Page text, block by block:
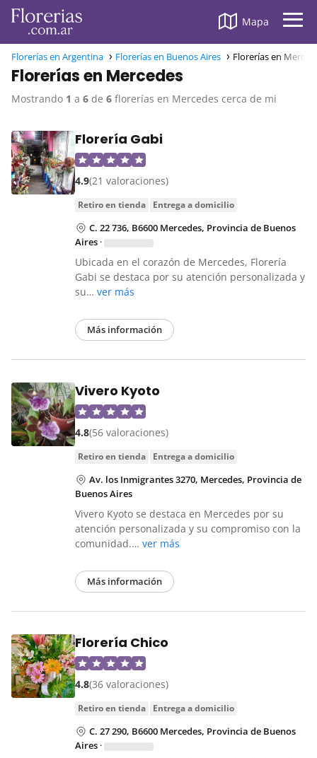
Mapa
Florerías en Argentina Florerías en Buenos Aires Florerías en
Florerías en Mercedes
Mostrando 1 a 6 de 6 florerías en Mercedes cerca de mi
Florería Gabi
4.9(21 valoraciones)
retiro en tienda entrega a domicilio
C. 22 736, B6600 Mercedes, Provincia de Buenos
Aires ·
Ubicada en el corazón de Mercedes, Florería
Gabi se destaca por su atención personalizada y
su… ver más
Más información
Vivero Kyoto
4.8(56 valoraciones)
retiro en tienda entrega a domicilio
Av. los Inmigrantes 3270, Mercedes, Provincia de
Buenos Aires
Vivero Kyoto se destaca en Mercedes por su
atención personalizada y su compromiso con la
comunidad.… ver más
Más información
Florería Chico
4.8(36 valoraciones)
retiro en tienda entrega a domicilio
C. 27 290, B6600 Mercedes, Provincia de Buenos
Aires ·